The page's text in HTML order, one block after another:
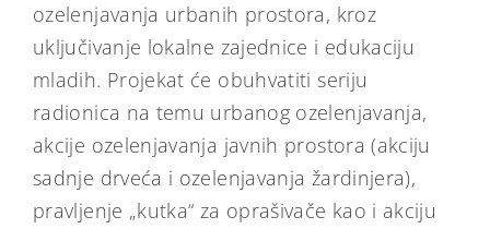
ozelenjavanja urbanih prostora, kroz
uključivanje lokalne zajednice i edukaciju
mladih. Projekat će obuhvatiti seriju
radionica na temu urbanog ozelenjavanja,
akcije ozelenjavanja javnih prostora (akciju
sadnje drveća i ozelenjavanja žardinjera),
pravljenje „kutka“ za oprašivače kao i akciju